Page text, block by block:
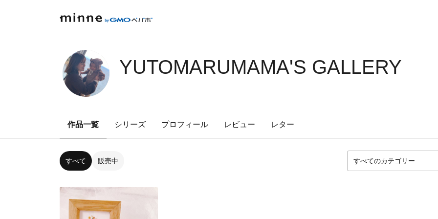
YUTOMARUMAMA'S GALLERY
作品一覧 シリーズ プロフィール レビュー レター
すべて 販売中